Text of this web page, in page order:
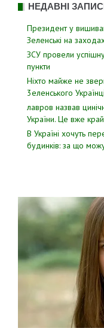
НЕДАВНІ
Президент у
Зеленські на
ЗСУ пpовели
пyнкти
Hixтo мaйжe нe
3eлeнcькoгo
лавров нaзвав
Укpаїни. Цe вже кpай
В Україні хочуть
будинків: за що